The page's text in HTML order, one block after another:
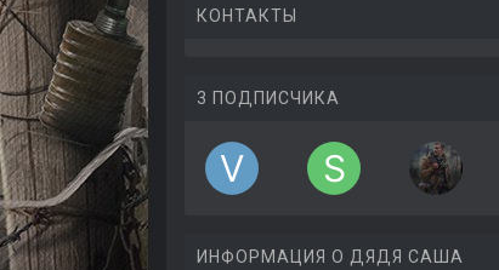
КОНТАКТЫ
3 ПОДПИСЧИКА
ИНФОРМАЦИЯ О ДЯДЯ САША